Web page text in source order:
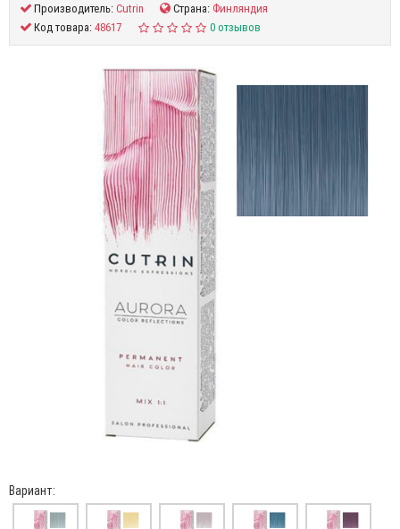
Производитель:Cutrin Страна: Финляндия
Код товара:48617 0 отзывов
Вариант: